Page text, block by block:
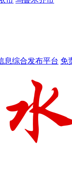
息综合发布平台 免